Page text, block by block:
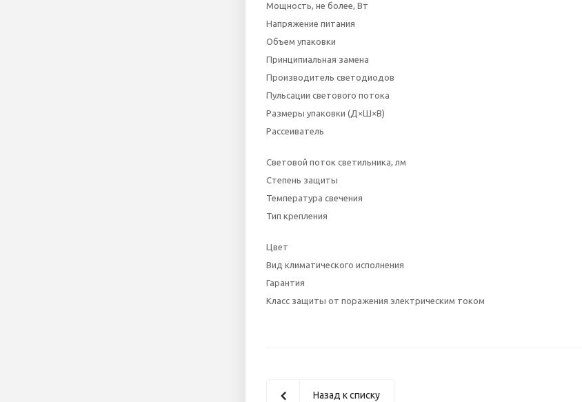
Мощность, не более, Вт
Напряжение питания
Объем упаковки
Принципиальная замена
Производитель светодиодов
Пульсации светового потока
Размеры упаковки (Д×Ш×В)
Рассеиватель
Световой поток светильника, лм
Степень защиты
Температура свечения
Тип крепления
Цвет
Вид климатического исполнения
Гарантия
Класс защиты от поражения электрическим током
Назад к списку